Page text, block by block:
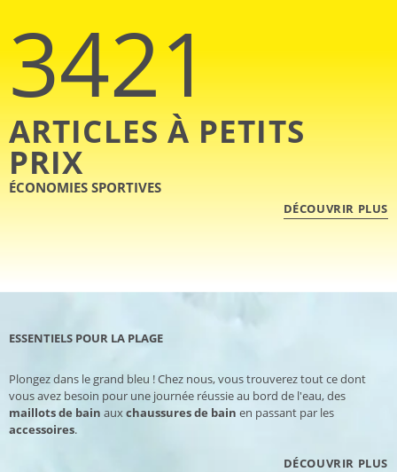
3421
ARTICLES À PETITS
PRIX
ÉCONOMIES SPORTIVES
DÉCOUVRIR PLUS
ESSENTIELS POUR LA PLAGE
Plongez dans le grand bleu ! Chez nous, vous trouverez tout ce dont
vous avez besoin pour une journée réussie au bord de l'eau, des
maillots de bain auxchaussures de bain en passant par les
accessoires.
DÉCOUVRIR PLUS